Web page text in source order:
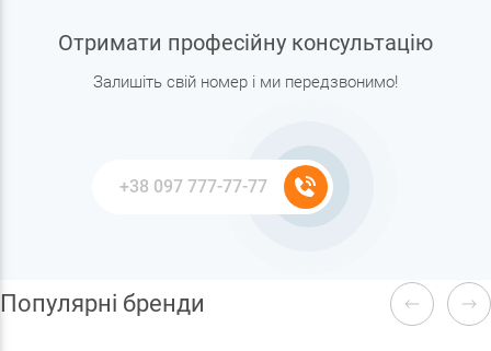
Отримати професійну консультацію
Залишіть свій номер і ми передзвонимо!
Популярні бренди